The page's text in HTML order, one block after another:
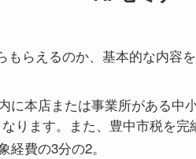
もらえるのか、基本的な内容を
に本店または事業所がある中
ります。また、豊中市税を完
経費の3分の2。